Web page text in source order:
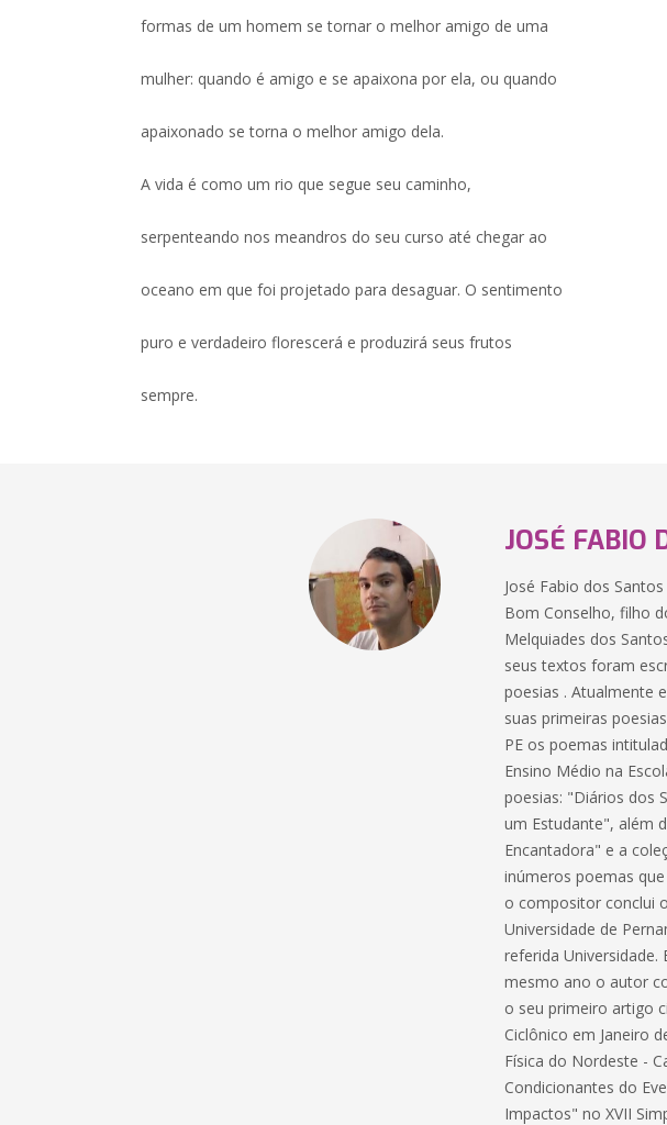
formas de um homem se tornar o melhor amigo de uma
mulher: quando é amigo e se apaixona por ela, ou quando
apaixonado se torna o melhor amigo dela.
A vida é como um rio que segue seu caminho,
serpenteando nos meandros do seu curso até chegar ao
oceano em que foi projetado para desaguar. O sentimento
puro e verdadeiro florescerá e produzirá seus frutos
sempre.
JOSÉ FABIO
José Fabio dos
Bom Conselho, filho
Melquiades dos
seus textos foram
poesias . Atualmente
suas primeiras
PE os poemas
Ensino Médio na
poesias: "Diários dos
um Estudante", além
Encantadora" e a
inúmeros poemas
o compositor conclui
Universidade de
referida
mesmo ano o autor
o seu primeiro artigo
Ciclônico em Janeiro
Física do Nordeste -
Condicionantes do
Impactos" no XVII